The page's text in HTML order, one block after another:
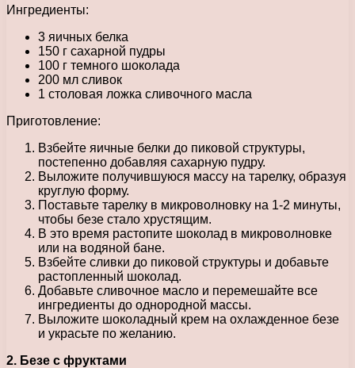
Ингредиенты:
3 яичных белка
150 г сахарной пудры
100 г темного шоколада
200 мл сливок
1 столовая ложка сливочного масла
Приготовление:
Взбейте яичные белки до пиковой структуры,
постепенно добавляя сахарную пудру.
Выложите получившуюся массу на тарелку, образуя
круглую форму.
Поставьте тарелку в микроволновку на 1-2 минуты,
чтобы безе стало хрустящим.
В это время растопите шоколад в микроволновке
или на водяной бане.
Взбейте сливки до пиковой структуры и добавьте
растопленный шоколад.
Добавьте сливочное масло и перемешайте все
ингредиенты до однородной массы.
Выложите шоколадный крем на охлажденное безе
и украсьте по желанию.
2. Безе с фруктами